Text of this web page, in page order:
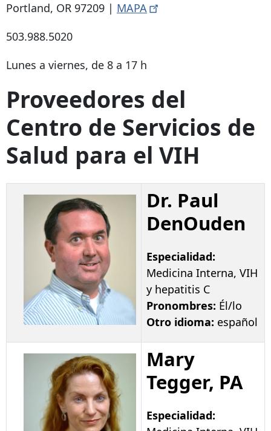
Portland, OR 97209 | MAPA
503.988.5020
Lunes a viernes, de 8 a 17 h
Proveedores del
Centro de Servicios de
Salud para el VIH
Dr. Paul
DenOuden
Especialidad:
Medicina Interna, VIH
y hepatitis C
Pronombres: Él/lo
Otro idioma: español
Mary
Tegger, PA
Especialidad: